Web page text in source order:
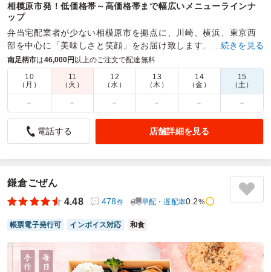
相模原市発！低価格帯～高価格帯まで幅広いメニューラインナ
ップ
弁当宅配業者が少ない相模原市を拠点に、川崎、横浜、東京西
部を中心に「美味しさと笑顔」をお届け致します。
商品数： 21 締切日時： 1日前12:00 価格帯：
配達時間：
9:30～19:00
味とボリュームのコスパが良い
4.0 伊勢原蕎麦打ち俱楽部
イベントの昼食として注文しました。高齢者が多いので揚げ
ものを選べて楽しみです。事前の確認メールも適切で数量変
更する場合も安心です。時間通りに届けていただきイベント
も無事に進行することができました。
ご利用シーン：イベント運営›
イベントスタッフ
参加者の年齢：60代以上男女比：男性多め
神奈川県伊勢原市伊勢原
…続きを見る
南足柄市は46,000円以上のご注文で配達無料
10
（月）
11
（火）
12
（水）
13
（木）
14
（金）
15
（土）
－ － － － － －
電話する 店舗詳細を見る
鎌倉ごぜん
4.48
478件 早配・遅配率0.2%
帳票電子発行可 インボイス対応 和食